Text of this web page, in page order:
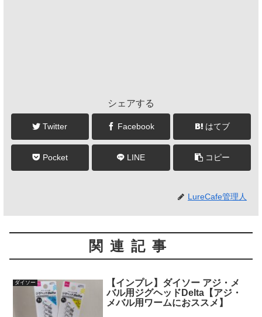
シェアする
Twitter Facebook はてブ
Pocket LINE コピー
LureCafe管理人
関連記事
ダイソー
【インプレ】ダイソー アジ・メ
バル用ジグヘッドDelta【アジ・
メバル用ワームにおススメ】